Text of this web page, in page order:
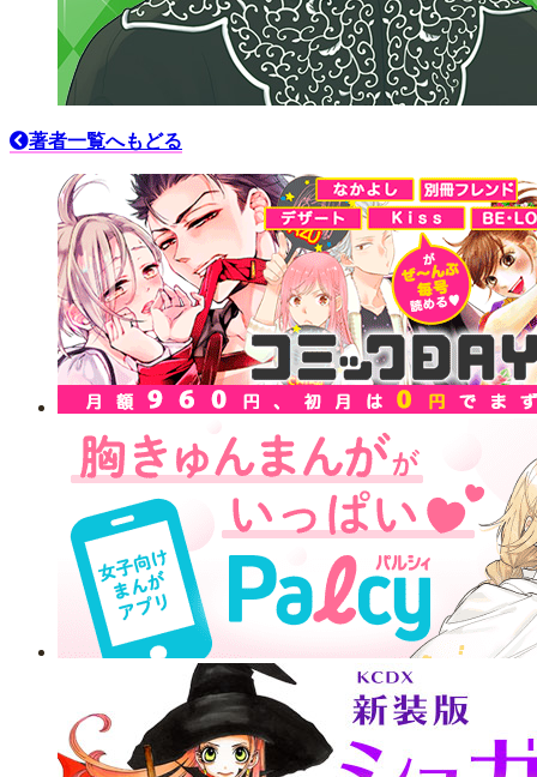
著者一覧へもどる